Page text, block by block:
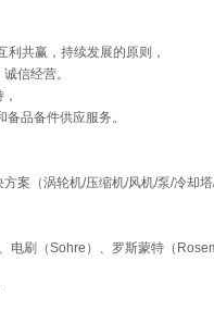
共赢，持续发展的原则，
信经营。
品备件供应服务。
案（涡轮机/压缩机/风机/泵/冷却塔/
电刷（Sohre） 、 罗斯蒙特（